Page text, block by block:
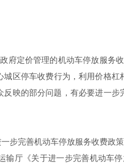
府定价管理的机动车停放服务
城区停车收费行为，利用价格杠
映的部分问题，有必要进一
步完善机动车停放服务收费政
输厅《关于进一步完善机动车